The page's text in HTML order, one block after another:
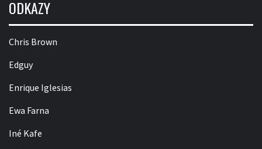
ODKAZY
Chris Brown
Edguy
Enrique Iglesias
Ewa Farna
Iné Kafe